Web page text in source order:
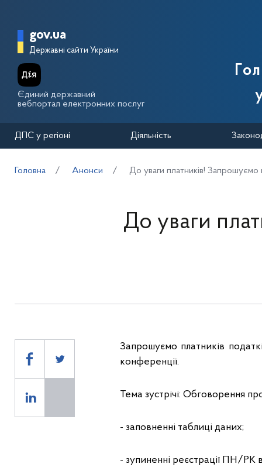
Головна сторінка Державної
gov.ua
Державні сайти України
Єдиний державний
вебпортал електронних послуг
ДПС у регіоні Діяльність
Головна Анонси До уваги платників! Запрошуємо
До уваги
Запрошуємо платників
конференції.
Тема зустрічі: Обговорення
- заповненні таблиці даних;
- зупиненні реєстрації ПН/